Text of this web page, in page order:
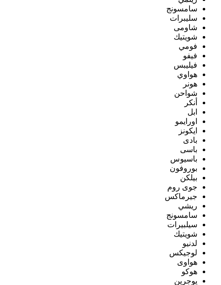
سامسونج
سليبرات
شاومى
شويتيك
فومي
فيفو
فيليبس
هواوي
هونر
شواحن
أنكر
ابل
اورايمو
ايكونز
بادى
باسى
باسيوس
بوروفون
بيلكن
جوى روم
جيرماكس
ريشي
سامسونج
سيلبيرات
شويتيك
لدنيو
لوجيكس
هواوى
هوكو
يوجرين